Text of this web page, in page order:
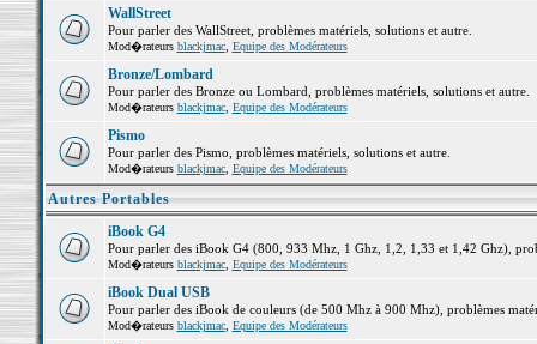
WallStreet
Pour parler des WallStreet, problèmes matériels, solutions et autre.
Mod�rateurs blackjmac, Equipe des Modérateurs
Bronze/Lombard
Pour parler des Bronze ou Lombard, problèmes matériels, solutions et autre.
Mod�rateurs blackjmac, Equipe des Modérateurs
Pismo
Pour parler des Pismo, problèmes matériels, solutions et autre.
Mod�rateurs blackjmac, Equipe des Modérateurs
Autres Portables
iBook G4
Pour parler des iBook G4 (800, 933 Mhz, 1 Ghz, 1,2, 1,33 et 1,42 Ghz),
Mod�rateurs blackjmac, Equipe des Modérateurs
iBook Dual USB
Pour parler des iBook de couleurs (de 500 Mhz à 900 Mhz), problèmes
Mod�rateurs blackjmac, Equipe des Modérateurs